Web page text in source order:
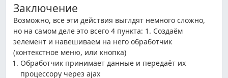
Заключение
Возможно, все эти действия выглдят немного сложно,
но на самом деле это всего 4 пункта: 1. Создаём
эелемент и навешиваем на него обработчик
(контекстное меню, или кнопка)
Обработчик принимает данные и передаёт их
процессору через ajax